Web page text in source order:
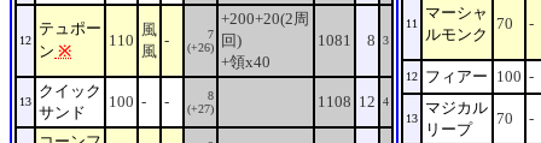
12
テュポー
ン ※
110
風
風
-
7
(+26)
+200+20(2周
回)
+領x40
1081 8 3
13
クイック
サンド
100 - -
8
(+27)
1108 12 4
11
マーシャ
ルモンク
70 -
12 フィアー 100 -
13
マジカル
リープ
70 -